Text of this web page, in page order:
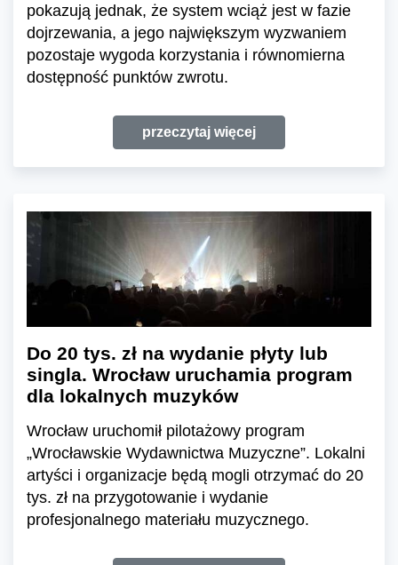
pokazują jednak, że system wciąż jest w fazie
dojrzewania, a jego największym wyzwaniem
pozostaje wygoda korzystania i równomierna
dostępność punktów zwrotu.
przeczytaj więcej
Do 20 tys. zł na wydanie płyty lub
singla. Wrocław uruchamia program
dla lokalnych muzyków
Wrocław uruchomił pilotażowy program
„Wrocławskie Wydawnictwa Muzyczne”. Lokalni
artyści i organizacje będą mogli otrzymać do 20
tys. zł na przygotowanie i wydanie
profesjonalnego materiału muzycznego.